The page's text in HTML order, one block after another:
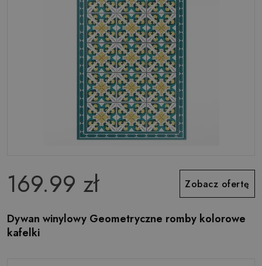
169.99 zł Zobacz ofertę
Dywan winylowy Geometryczne romby kolorowe
kafelki